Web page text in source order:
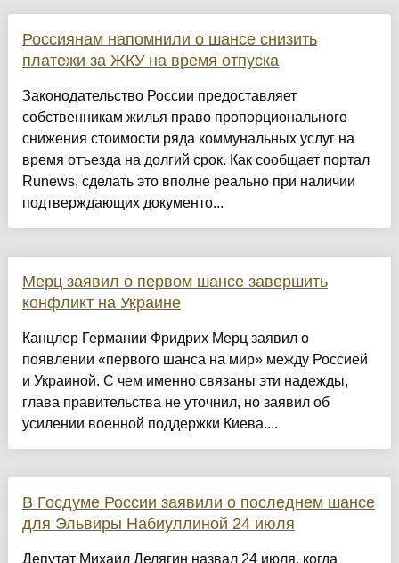
Россиянам напомнили о шансе снизить
платежи за ЖКУ на время отпуска
Законодательство России предоставляет
собственникам жилья право пропорционального
снижения стоимости ряда коммунальных услуг на
время отъезда на долгий срок. Как сообщает портал
Runews, сделать это вполне реально при наличии
подтверждающих документо...
Мерц заявил о первом шансе завершить
конфликт на Украине
Канцлер Германии Фридрих Мерц заявил о
появлении «первого шанса на мир» между Россией
и Украиной. С чем именно связаны эти надежды,
глава правительства не уточнил, но заявил об
усилении военной поддержки Киева....
В Госдуме России заявили о последнем шансе
для Эльвиры Набиуллиной 24 июля
Депутат Михаил Делягин назвал 24 июля, когда